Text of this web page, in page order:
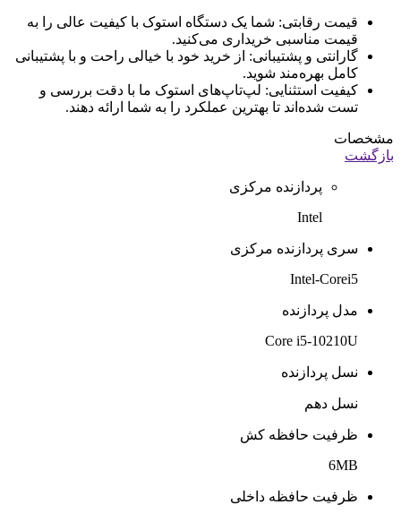
قیمت رقابتی: شما یک دستگاه استوک با کیفیت عالی را به
قیمت مناسبی خریداری می‌کنید.
گارانتی و پشتیبانی: از خرید خود با خیالی راحت و با پشتیبانی
کامل بهره‌مند شوید.
کیفیت استثنایی: لپ‌تاپ‌های استوک ما با دقت بررسی و
تست شده‌اند تا بهترین عملکرد را به شما ارائه دهند.
مشخصات
بازگشت
پردازنده مرکزی
Intel
سری پردازنده مرکزی
Intel-Corei5
مدل پردازنده
Core i5-10210U
نسل پردازنده
نسل دهم
ظرفیت حافظه کش
6MB
ظرفیت حافظه داخلی